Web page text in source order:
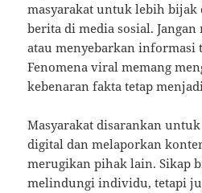
masyarakat untuk lebih bijak
berita di media sosial.
atau menyebarkan informasi
Fenomena viral memang
kebenaran fakta tetap
Masyarakat disarankan
digital dan melaporkan
merugikan pihak lain. Sikap
melindungi individu, tetapi